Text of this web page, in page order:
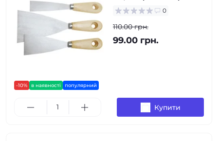
-10% в наявності популярний
0
110.00 грн.
99.00 грн.
Купити